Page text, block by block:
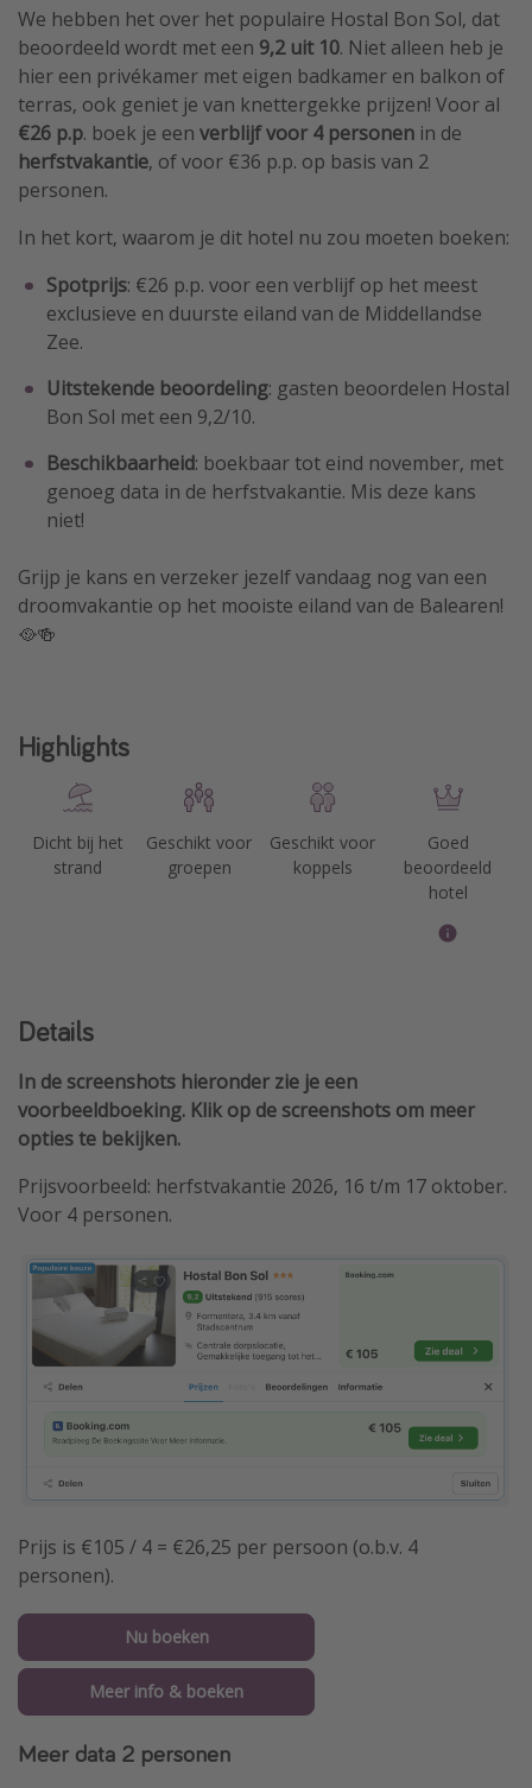
We hebben het over het populaire Hostal Bon Sol, dat
beoordeeld wordt met een 9,2 uit 10. Niet alleen heb je
hier een privékamer met eigen badkamer en balkon of
terras, ook geniet je van knettergekke prijzen! Voor al
€26 p.p. boek je een verblijf voor 4 personen in de
herfstvakantie, of voor €36 p.p. op basis van 2
personen.
In het kort, waarom je dit hotel nu zou moeten boeken:
Spotprijs: €26 p.p. voor een verblijf op het meest
exclusieve en duurste eiland van de Middellandse
Zee.
Uitstekende beoordeling: gasten beoordelen Hostal
Bon Sol met een 9,2/10.
Beschikbaarheid: boekbaar tot eind november, met
genoeg data in de herfstvakantie. Mis deze kans
niet!
Grijp je kans en verzeker jezelf vandaag nog van een
droomvakantie op het mooiste eiland van de Balearen!
🥘🍻
Highlights
Dicht bij het
strand
Geschikt voor
groepen
Geschikt voor
koppels
Goed
beoordeeld
hotel
Details
In de screenshots hieronder zie je een
voorbeeldboeking. Klik op de screenshots om meer
opties te bekijken.
Prijsvoorbeeld: herfstvakantie 2026, 16 t/m 17 oktober.
Voor 4 personen.
Prijs is €105 / 4 = €26,25 per persoon (o.b.v. 4
personen).
Nu boeken
Meer info & boeken
Meer data 2 personen